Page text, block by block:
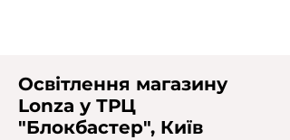
Освітлення магазину
Lonza у ТРЦ
"Блокбастер", Київ